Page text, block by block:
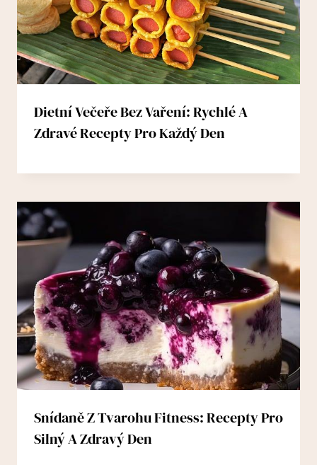
Dietní Večeře Bez Vaření: Rychlé A
Zdravé Recepty Pro Každý Den
Snídaně Z Tvarohu Fitness: Recepty Pro
Silný A Zdravý Den